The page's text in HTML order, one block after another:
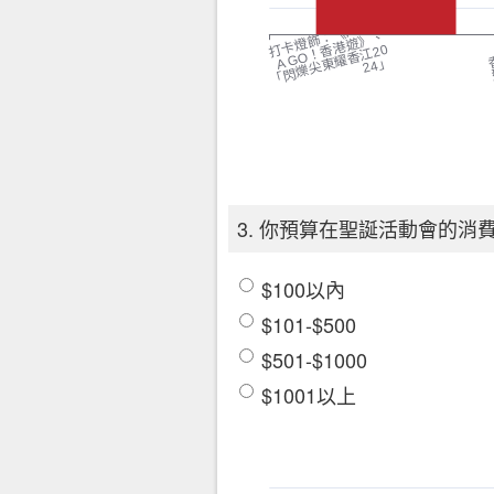
3. 你預算在聖誕活動會的消
$100以內
$101-$500
$501-$1000
$1001以上